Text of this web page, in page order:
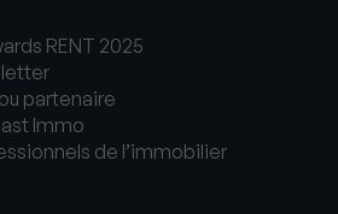
RENT 2025
partenaire
Immo
de l’immobilier